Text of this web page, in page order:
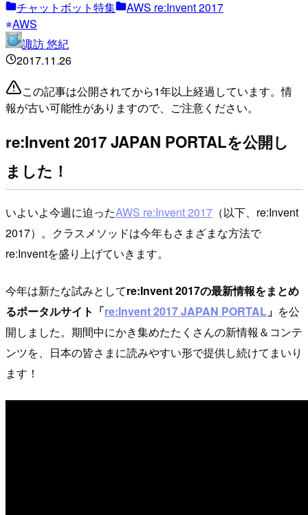
チャットボット特集
AWS re:Invent 2017
AWS
諏訪 悠紀
2017.11.26
この記事は公開されてから1年以上経過しています。情
報が古い可能性がありますので、ご注意ください。
re:Invent 2017 JAPAN PORTALを公開し
ました！
いよいよ今週に迫ったAWS re:Invent 2017 （以下、re:Invent
2017）。クラスメソッドは今年もさまざまな方法で
re:Inventを盛り上げていきます。
今年は新たな試みとしてre:Invent 2017の最新情報をまとめ
るポータルサイト「re:Invent 2017 JAPAN PORTAL 」 を公
開しました。期間中にかき集めたたくさんの新情報＆コンテ
ンツを、日本の皆さまに読みやすい形で提供し続けてまいり
ます！